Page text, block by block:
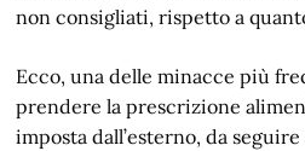
non consigliati, rispetto a
Ecco, una delle minacce più
prendere la prescrizione
imposta dall’esterno, da